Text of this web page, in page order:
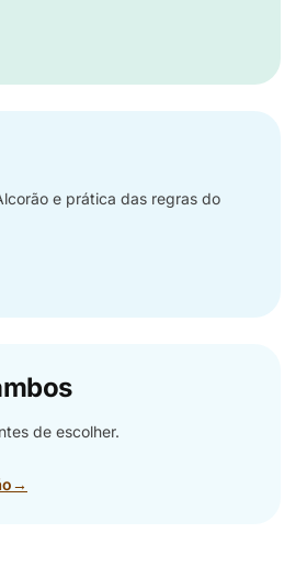
e prática das regras do
de escolher.
→